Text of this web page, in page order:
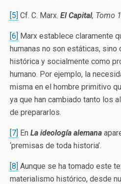
[5] Cf. C. Marx. El Capital, Tomo
[6] Marx establece claramente
humanas no son estáticas, sino
histórica y socialmente como
humano. Por ejemplo, la
misma en el hombre primitivo
ya que han cambiado tanto los
de prepararlos.
[7] En La ideología alemana
‘premisas de toda historia’.
[8] Aunque se ha tomado este
materialismo histórico, desde